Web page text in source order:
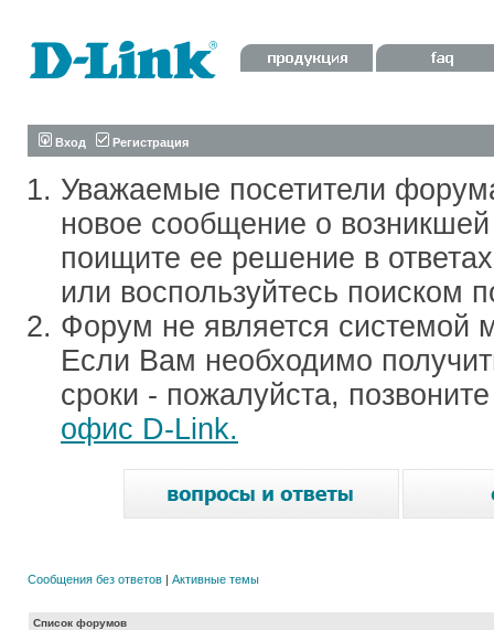
Вход Регистрация
Уважаемые посетители
новое сообщение о
поищите ее решение в
или воспользуйтесь поиском
Форум не является системой
Если Вам необходимо
сроки - пожалуйста,
офис D-Link.
Сообщения без ответов | Активные темы
Список форумов